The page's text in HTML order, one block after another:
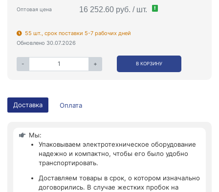
Оптовая цена 16 252.60 руб. / шт. !
55 шт., срок поставки 5-7 рабочих дней
Обновлено 30.07.2026
- + В КОРЗИНУ
Доставка Оплата
Мы:
Упаковываем электротехническое оборудование
надежно и компактно, чтобы его было удобно
транспортировать.
Доставляем товары в срок, о котором изначально
договорились. В случае жестких пробок на